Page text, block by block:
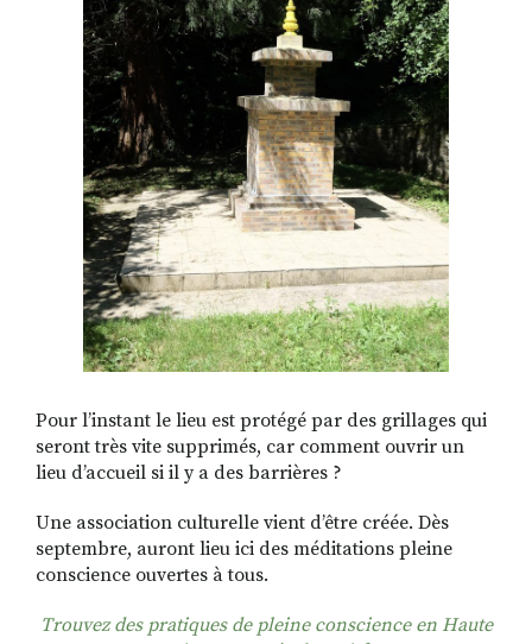
Pour l’instant le lieu est protégé par des grillages qui
seront très vite supprimés, car comment ouvrir un
lieu d’accueil si il y a des barrières ?
Une association culturelle vient d’être créée. Dès
septembre, auront lieu ici des méditations pleine
conscience ouvertes à tous.
Trouvez des pratiques de pleine conscience en Haute